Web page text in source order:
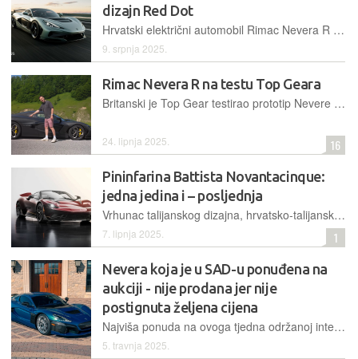
dizajn Red Dot
Hrvatski električni automobil Rimac Nevera R osvojio je prestižnu Red Dot nagradu za produkt dizajn 2025. godine
9. srpnja 2025.
Rimac Nevera R na testu Top Geara
Britanski je Top Gear testirao prototip Nevere R i opisao ga kao "hiperautomobil koji prkosi zakonima fizike i tržišta. Njihov novinar Ollie Kew bio je impresioniran performansama
24. lipnja 2025. 16
Pininfarina Battista Novantacinque:
jedna jedina i – posljednja
Vrhunac talijanskog dizajna, hrvatsko-talijanskog inženjerstva i tehnologije bit će poseban rođendanski primjerak električnog automobila, nakon kojeg više neće biti različitih inačica tog modela
7. lipnja 2025. 1
Nevera koja je u SAD-u ponuđena na
aukciji - nije prodana jer nije
postignuta željena cijena
Najviša ponuda na ovoga tjedna održanoj internetskoj dražbi bila je 1,27 milijuna dolara, no time nije postignuta najniža očekivana cijena koju je prodavatelj bio postavio
5. travnja 2025.